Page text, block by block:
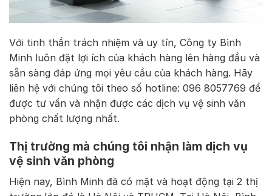
Với tinh thần trách nhiệm và uy tín, Công ty Bình
Minh luôn đặt lợi ích của khách hàng lên hàng đầu và
sẵn sàng đáp ứng mọi yêu cầu của khách hàng. Hãy
liên hệ với chúng tôi theo số hotline: 096 8057769 để
được tư vấn và nhận được các dịch vụ vệ sinh văn
phòng chất lượng nhất.
Thị trường mà chúng tôi nhận làm dịch vụ
vệ sinh văn phòng
Hiện nay, Bình Minh đã có mặt và hoạt động tại 2 thị